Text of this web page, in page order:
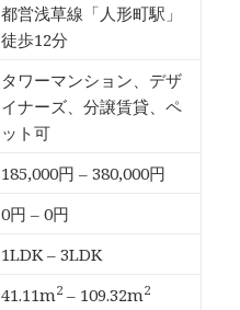
都営浅草線「人形町駅」
徒歩12分
タワーマンション、デザ
イナーズ、分譲賃貸、ペ
ット可
185,000円 – 380,000円
0円 – 0円
1LDK – 3LDK
41.11m2 – 109.32m2